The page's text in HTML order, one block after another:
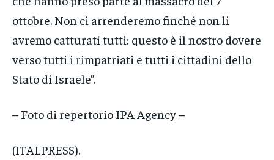
ottobre. Non ci arrenderemo finché non li
avremo catturati tutti: questo è il nostro dovere
verso tutti i rimpatriati e tutti i cittadini dello
Stato di Israele”.
– Foto di repertorio IPA Agency –
(ITALPRESS).